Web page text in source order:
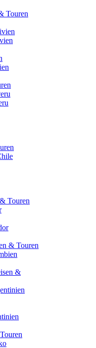
Touren
Touren
& Touren
&